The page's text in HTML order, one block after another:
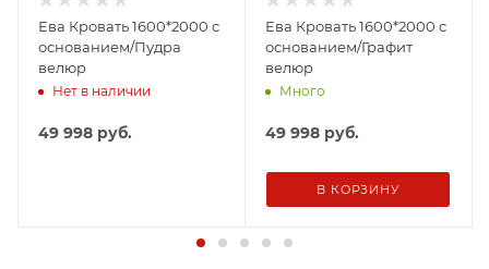
Ева Кровать 1600*2000 с
основанием/Пудра
велюр
Нет в наличии
49 998 руб.
Ева Кровать 1600*2000 с
основанием/Графит
велюр
Много
49 998 руб.
В КОРЗИНУ